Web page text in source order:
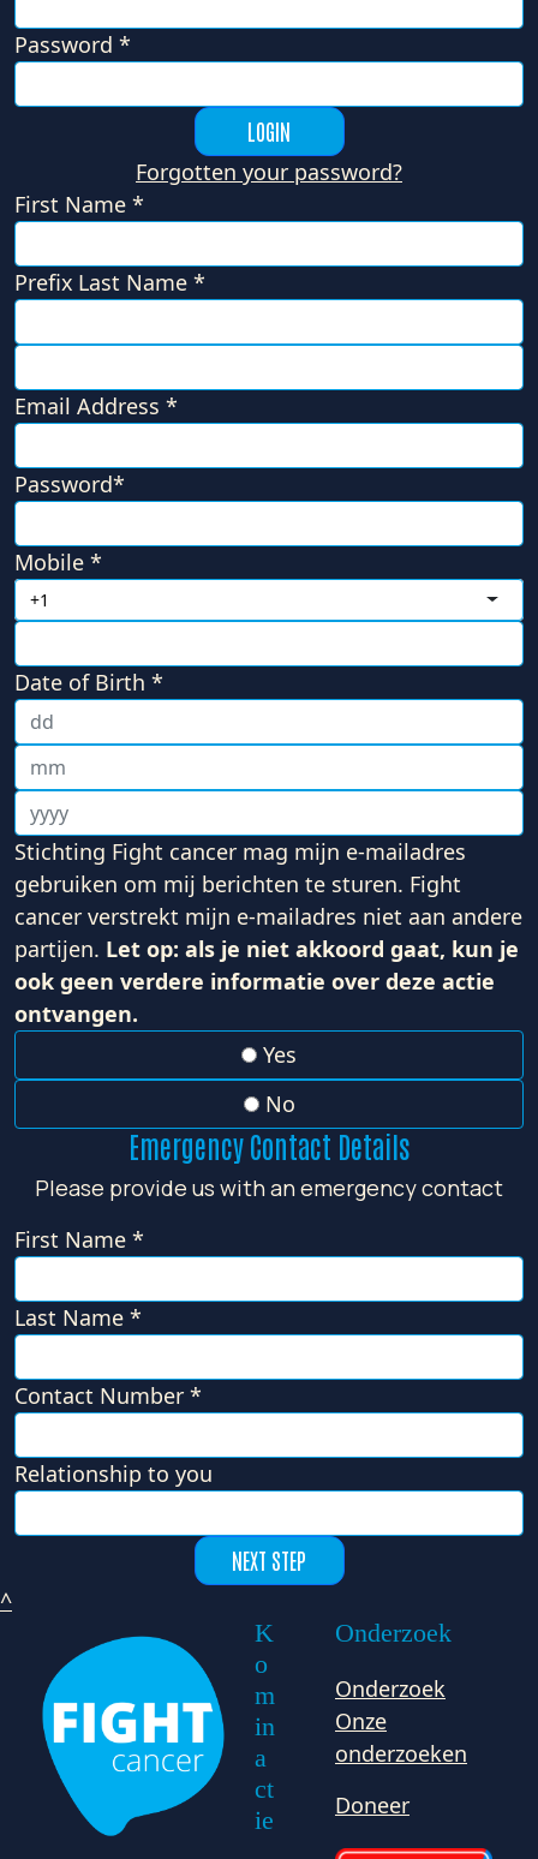
Password *
LOGIN
Forgotten your password?
First Name *
Prefix Last Name *
Email Address *
Password*
Mobile *
+1
Date of Birth *
Stichting Fight cancer mag mijn e-mailadres
gebruiken om mij berichten te sturen. Fight
cancer verstrekt mijn e-mailadres niet aan andere
partijen. Let op: als je niet akkoord gaat, kun je
ook geen verdere informatie over deze actie
ontvangen.
Yes
No
Emergency Contact Details
Please provide us with an emergency contact
First Name *
Last Name *
Contact Number *
Relationship to you
NEXT STEP
^
K
o
m
in
a
ct
ie
Onderzoek
Onderzoek
Onze
onderzoeken
Doneer